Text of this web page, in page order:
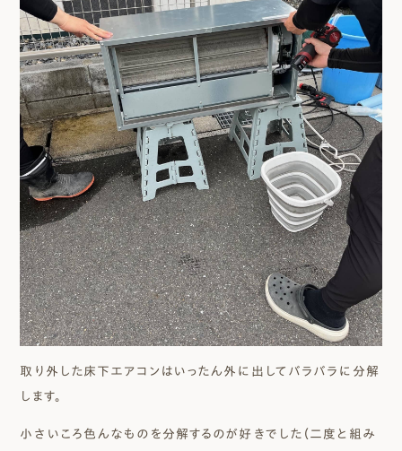
取り外した床下エアコンはいったん外に出してバラバラに分解
します。
小さいころ色んなものを分解するのが好きでした（二度と組み